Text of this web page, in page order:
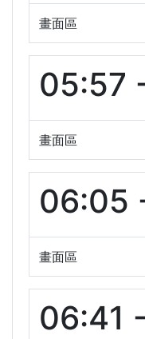
畫面區
05:57
畫面區
06:05
畫面區
06:41